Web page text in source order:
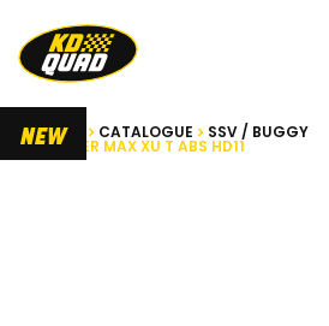
ACCUEIL CATALOGUE SSV / BUGGY
TRAXTER MAX XU T ABS HD11
NEW